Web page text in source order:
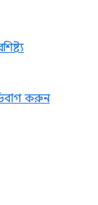
করুন